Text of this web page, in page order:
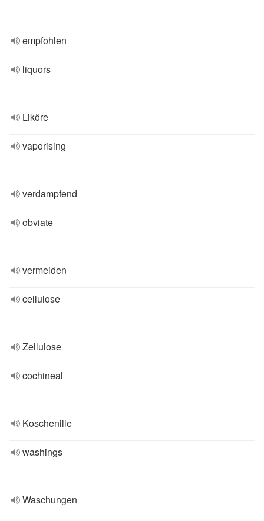
empfohlen
liquors
Liköre
vaporising
verdampfend
obviate
vermeiden
cellulose
Zellulose
cochineal
Koschenille
washings
Waschungen